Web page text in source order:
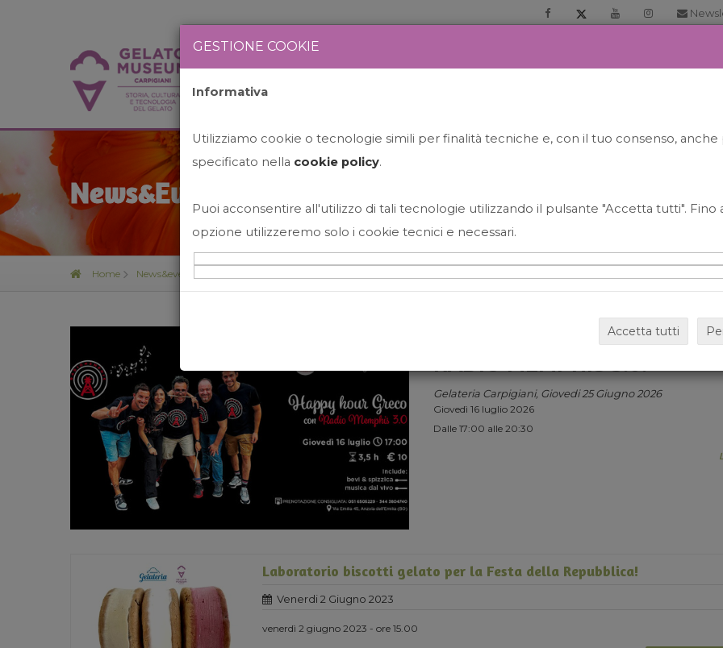
News&Events
Home News&events
HAPPY HOUR GRECO CON
RADIO MEMPHIS 3.0.
Gelateria Carpigiani, Giovedi 25 Giugno 2026
Giovedì 16 luglio 2026
Dalle 17:00 alle 20:30
Laboratorio biscotti gelato per la Festa della Repubblica!
Venerdi 2 Giugno 2023
venerdì 2 giugno 2023 - ore 15.00
GESTIONE COOKIE
Informativa
Utilizziamo cookie o tecnologie simili per finalità tecniche e, con il tuo consenso,
specificato nella cookie policy.
Puoi acconsentire all'utilizzo di tali tecnologie utilizzando il pulsante "Accetta tutti". Fino
opzione utilizzeremo solo i cookie tecnici e necessari.
Accetta tutti